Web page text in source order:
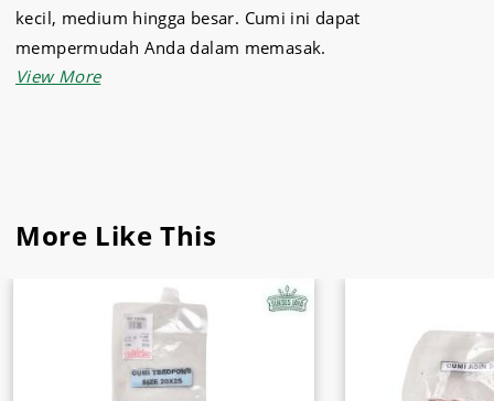
kecil, medium hingga besar. Cumi ini dapat
mempermudah Anda dalam memasak.
More Like This